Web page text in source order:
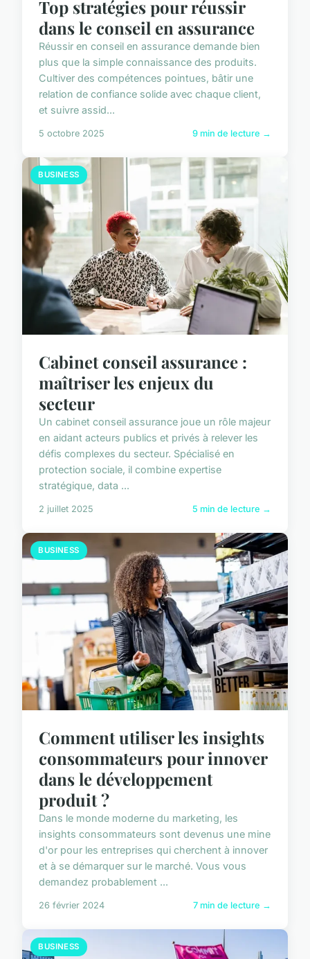
Top stratégies pour réussir
dans le conseil en assurance
Réussir en conseil en assurance demande bien
plus que la simple connaissance des produits.
Cultiver des compétences pointues, bâtir une
relation de confiance solide avec chaque client,
et suivre assid...
5 octobre 2025 9 min de lecture →
BUSINESS
Cabinet conseil assurance :
maîtriser les enjeux du
secteur
Un cabinet conseil assurance joue un rôle majeur
en aidant acteurs publics et privés à relever les
défis complexes du secteur. Spécialisé en
protection sociale, il combine expertise
stratégique, data ...
2 juillet 2025 5 min de lecture →
BUSINESS
Comment utiliser les insights
consommateurs pour innover
dans le développement
produit ?
Dans le monde moderne du marketing, les
insights consommateurs sont devenus une mine
d'or pour les entreprises qui cherchent à innover
et à se démarquer sur le marché. Vous vous
demandez probablement ...
26 février 2024 7 min de lecture →
BUSINESS